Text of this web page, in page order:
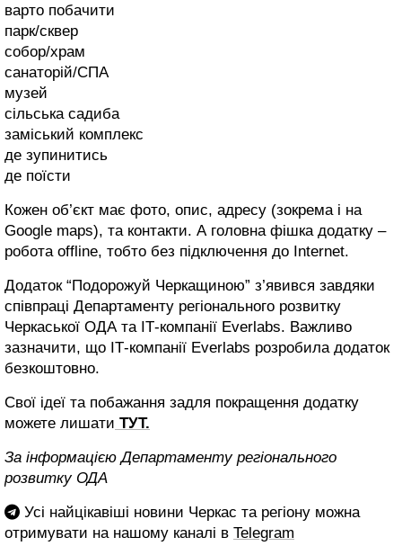
варто побачити
парк/сквер
собор/храм
санаторій/СПА
музей
сільська садиба
заміський комплекс
де зупинитись
де поїсти
Кожен об’єкт має фото, опис, адресу (зокрема і на
Google maps), та контакти. А головна фішка додатку –
робота offline, тобто без підключення до Internet.
Додаток “Подорожуй Черкащиною” з’явився завдяки
співпраці Департаменту регіонального розвитку
Черкаської ОДА та ІТ-компанії Everlabs. Важливо
зазначити, що ІТ-компанії Everlabs розробила додаток
безкоштовно.
Свої ідеї та побажання задля покращення додатку
можете лишати ТУТ.
За інформацією Департаменту регіонального
розвитку ОДА
Усі найцікавіші новини Черкас та регіону можна
отримувати на нашому каналі в Telegram